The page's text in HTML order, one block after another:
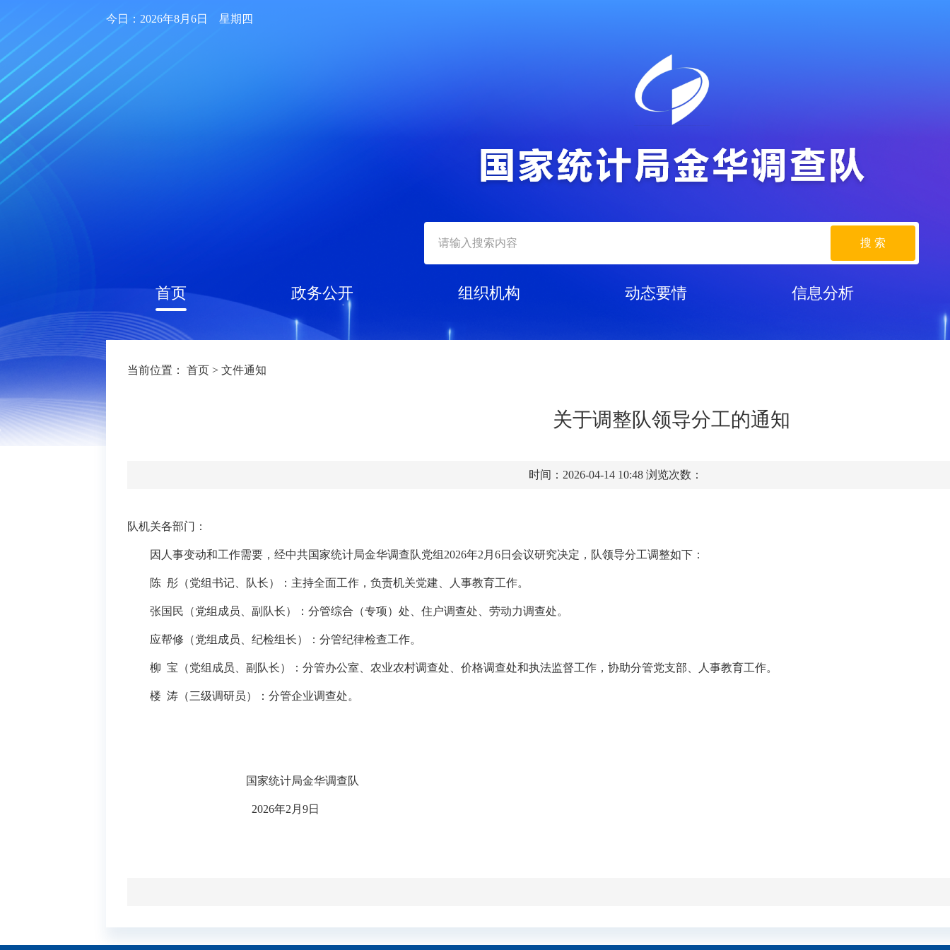
今日：2026年8月6日 星期四
搜 索
首页 政务公开 组织机构 动态要情 信息分析
当前位置： 首页 > 文件通知
关于调整队领导分工的通知
时间：2026-04-14 10:48 浏览次数：
队机关各部门：
因 人事变动和工作需要，经中共国家统计局金华调查队党组 2026年2 月 6日 会议研究决定，队领导分工调整如下：
陈 彤（党组书记、队长）：主持全面工作，负责机关党建、人事教育工作。
张国民 （党组 成员 副队长） ：分管综合（专项） 处 、住户调查处 、劳动力调查处。
应帮修 （党组 成员、 纪检组长） ：分管纪律检查工作。
柳 宝（党组成员、副队长）：分管办公室、农业农村调查处、价格调查处和执法监督工作，协助分管党支部、人事教育工作。
楼 涛（三级调研员）：分管企业调查处。
国家统计局金华调查队
2026年2 月 9日